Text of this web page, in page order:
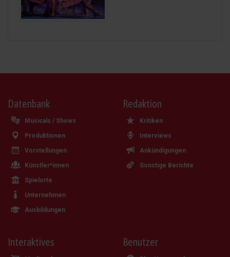
Datenbank
Musicals / Shows
Produktionen
Vorstellungen
Künstler*innen
Spielorte
Unternehmen
Ausbildungen
Redaktion
Kritiken
Interviews
Ankündigungen
Sonstige Berichte
Interaktives Benutzer